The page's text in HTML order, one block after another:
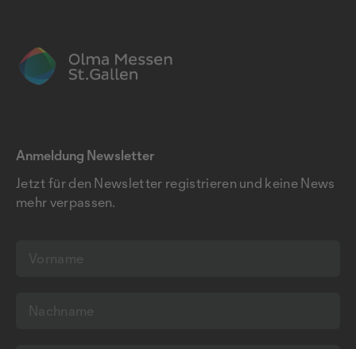
Anmeldung Newsletter
Jetzt für den Newsletter registrieren und keine News
mehr verpassen.